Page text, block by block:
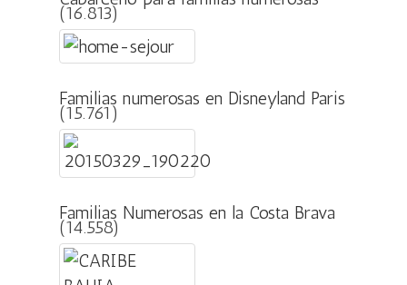
(16.813)
Familias numerosas en Disneyland Paris
(15.761)
Familias Numerosas en la Costa Brava
(14.558)